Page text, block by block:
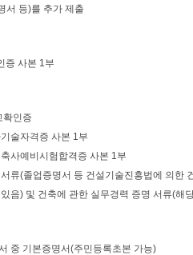
서 등)를 추가 제출
증 사본 1부
확인증
술자격증 사본 1부
사예비시험합격증 사본 1부
류(졸업증명서 등 건설기술진흥법에 의한
음) 및 건축에 관한 실무경력 증명 서류(해
중 기본증명서(주민등록초본 가능)